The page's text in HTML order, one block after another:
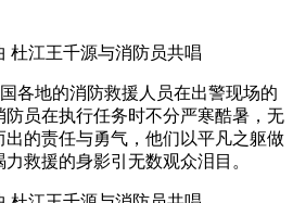
各地的消防救援人员在出警现场的
员在执行任务时不分严寒酷暑，无
的责任与勇气，他们以平凡之躯做
救援的身影引无数观众泪目。